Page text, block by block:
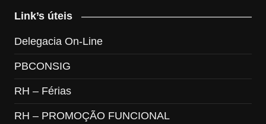
Link’s úteis
Delegacia On-Line
PBCONSIG
RH – Férias
RH – PROMOÇÃO FUNCIONAL